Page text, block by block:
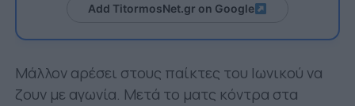
Add TitormosNet.gr on Google
Μάλλον αρέσει στους παίκτες του Ιωνικού να
ζουν με αγωνία. Μετά το ματς κόντρα στα